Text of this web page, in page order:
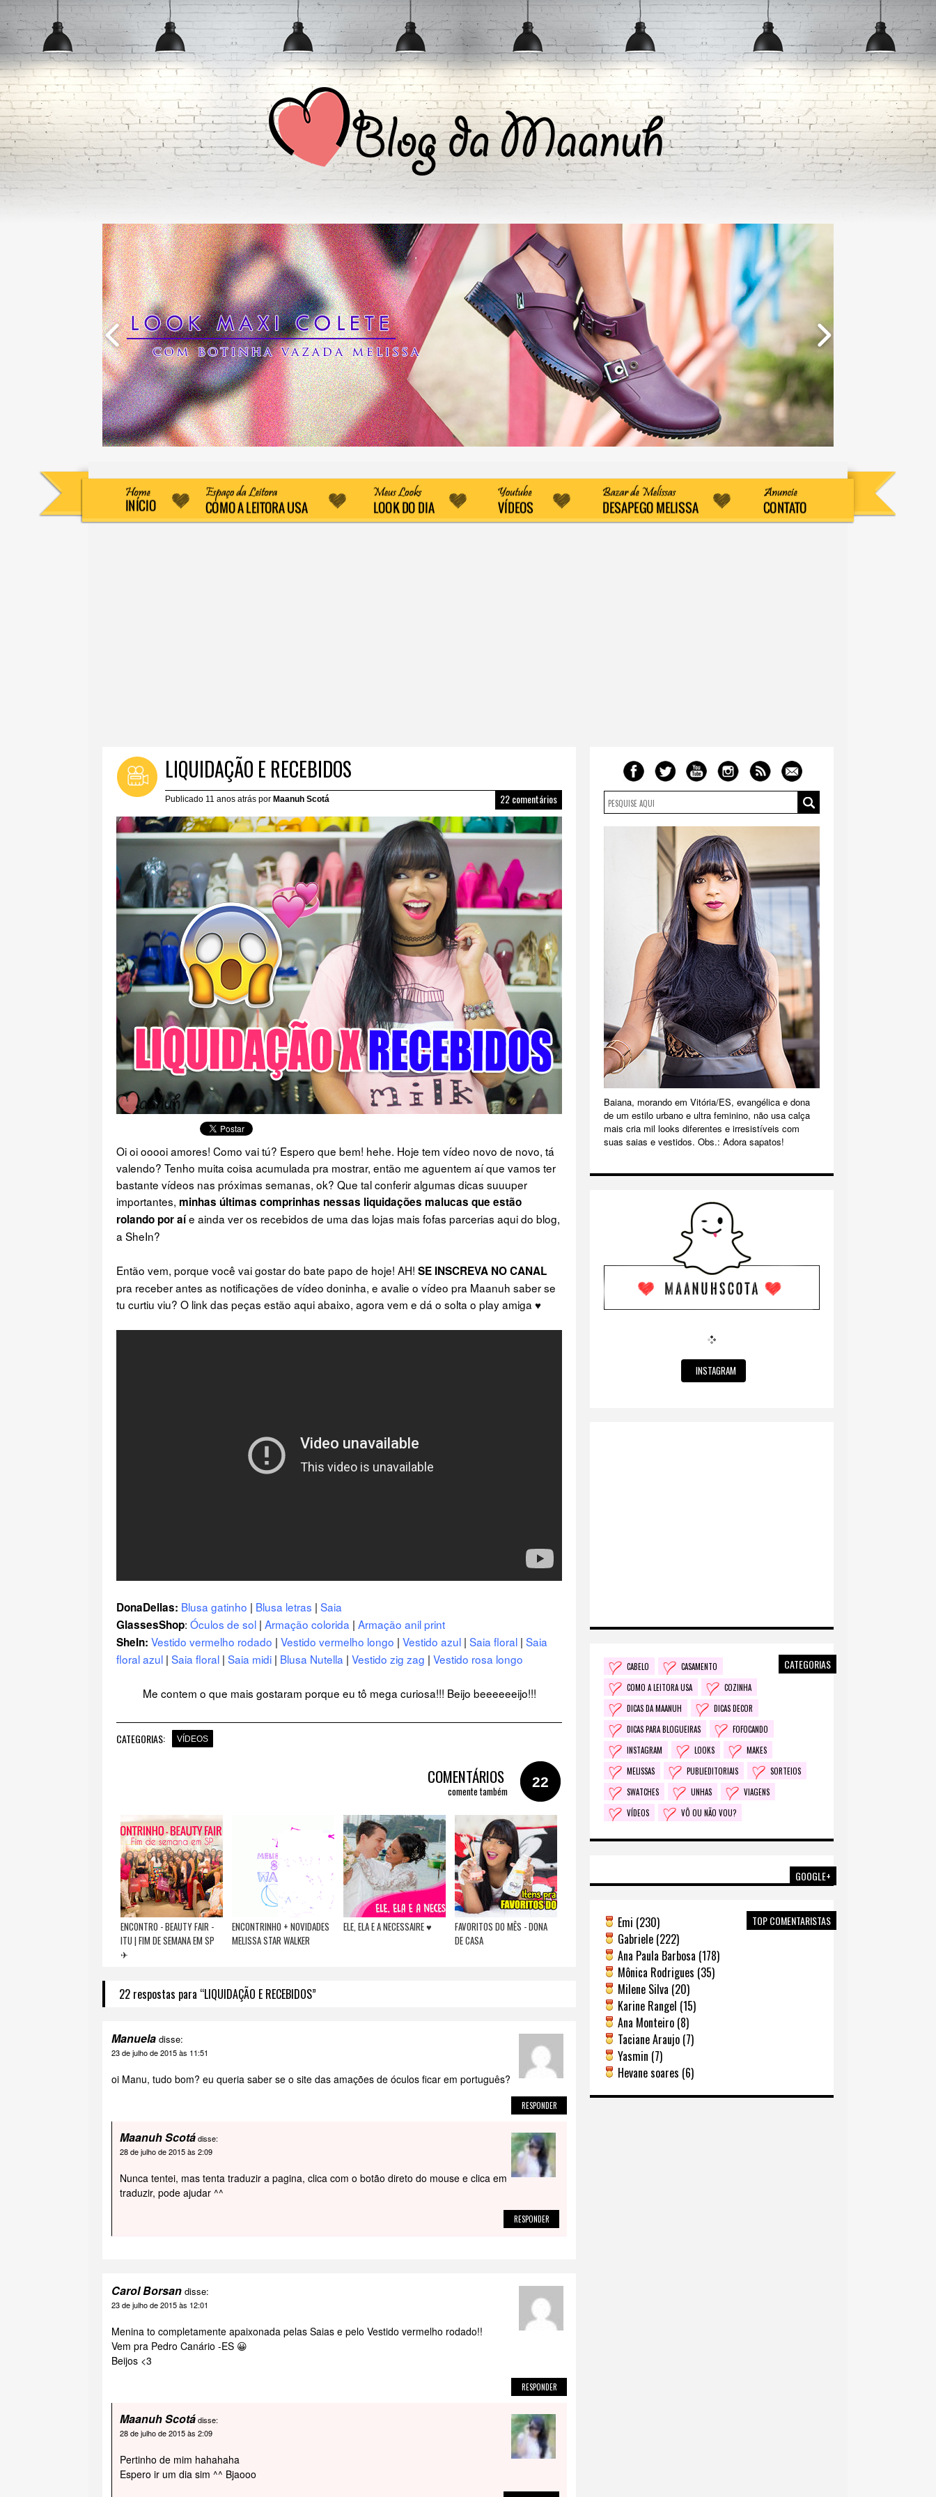
LIQUIDAÇÃO E RECEBIDOS
Publicado 11 anos atrás por Maanuh Scotá 22 comentários
Oi oi ooooi amores! Como vai tú? Espero que bem! hehe. Hoje tem vídeo novo de novo, tá
valendo? Tenho muita coisa acumulada pra mostrar, então me aguentem aí que vamos ter
bastante vídeos nas próximas semanas, ok? Que tal conferir algumas dicas suuuper
importantes, minhas últimas comprinhas nessas liquidações malucas que estão
rolando por aíe ainda ver os recebidos de uma das lojas mais fofas parcerias aqui do blog,
a SheIn?
Então vem, porque você vai gostar do bate papo de hoje! AH! SE INSCREVA NO CANAL
pra receber antes as notificações de vídeo doninha, e avalie o vídeo pra Maanuh saber se
tu curtiu viu? O link das peças estão aqui abaixo, agora vem e dá o solta o play amiga ♥
DonaDellas: Blusa gatinho | Blusa letras | Saia
GlassesShop: Óculos de sol | Armação colorida | Armação anil print
SheIn: Vestido vermelho rodado | Vestido vermelho longo | Vestido azul | Saia floral | Saia
floral azul | Saia floral | Saia midi | Blusa Nutella | Vestido zig zag | Vestido rosa longo
Me contem o que mais gostaram porque eu tô mega curiosa!!! Beijo beeeeeeijo!!!
CATEGORIAS: VÍDEOS
COMENTÁRIOS
comente também
22
ENCONTRO - BEAUTY FAIR -
ITU | FIM DE SEMANA EM SP
✈
ENCONTRINHO + NOVIDADES
MELISSA STAR WALKER
ELE, ELA E A NECESSAIRE ♥
FAVORITOS DO MÊS - DONA
DE CASA
22 respostas para “LIQUIDAÇÃO E RECEBIDOS”
Manuela disse:
23 de julho de 2015 às 11:51
oi Manu, tudo bom? eu queria saber se o site das amações de óculos ficar em português?
RESPONDER
Maanuh Scotádisse:
28 de julho de 2015 às 2:09
Nunca tentei, mas tenta traduzir a pagina, clica com o botão direto do mouse e clica em
traduzir, pode ajudar ^^
RESPONDER
Carol Borsan disse:
23 de julho de 2015 às 12:01
Menina to completamente apaixonada pelas Saias e pelo Vestido vermelho rodado!!
Vem pra Pedro Canário -ES 😀
Beijos <3
RESPONDER
Maanuh Scotádisse:
28 de julho de 2015 às 2:09
Pertinho de mim hahahaha
Espero ir um dia sim ^^ Bjaooo
Baiana, morando em Vitória/ES, evangélica e dona
de um estilo urbano e ultra feminino, não usa calça
mais cria mil looks diferentes e irresistíveis com
suas saias e vestidos. Obs.: Adora sapatos!
INSTAGRAM
CATEGORIAS
CABELO
CASAMENTO
COMO A LEITORA USA
COZINHA
DICAS DA MAANUH
DICAS DECOR
DICAS PARA BLOGUEIRAS
FOFOCANDO
INSTAGRAM
LOOKS
MAKES
MELISSAS
PUBLIEDITORIAIS
SORTEIOS
SWATCHES
UNHAS
VIAGENS
VÍDEOS
VÔ OU NÃO VOU?
GOOGLE+
TOP COMENTARISTAS
Emi (230)
Gabriele (222)
Ana Paula Barbosa (178)
Mônica Rodrigues (35)
Milene Silva (20)
Karine Rangel (15)
Ana Monteiro (8)
Taciane Araujo (7)
Yasmin (7)
Hevane soares (6)